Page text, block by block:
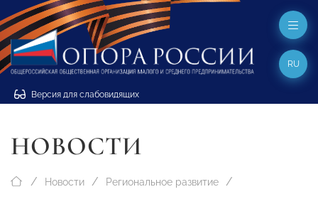
Версия для слабовидящих
RU
НОВОСТИ
Новости Региональное развитие